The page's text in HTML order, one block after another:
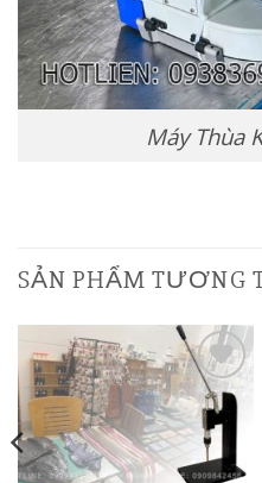
Máy Thùa
SẢN PHẨM TƯƠNG
Add to
Wishlist